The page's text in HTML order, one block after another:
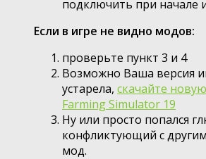
подключить при начале
Если в игре не видно модов:
проверьте пункт 3 и 4
Возможно Ваша версия
устарела, скачайте
Farming Simulator 19
Ну или просто попался
конфликтующий с
мод.